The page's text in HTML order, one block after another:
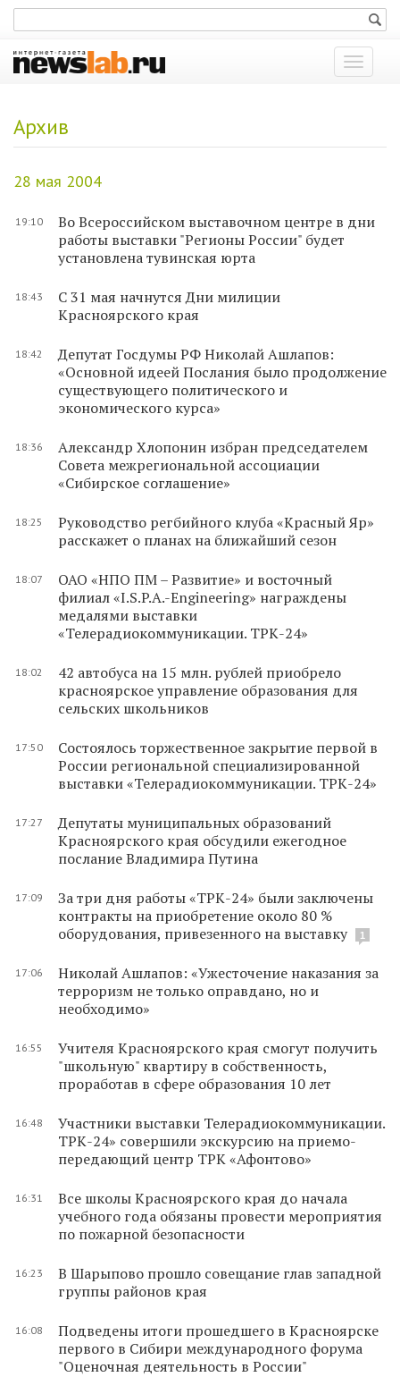
Показать
меню
Архив
28 мая 2004
19:10
Во Всероссийском выставочном центре в дни
работы выставки "Регионы России" будет
установлена тувинская юрта
18:43
C 31 мая начнутся Дни милиции
Красноярского края
18:42
Депутат Госдумы РФ Николай Ашлапов:
«Основной идеей Послания было продолжение
существующего политического и
экономического курса»
18:36
Александр Хлопонин избран председателем
Совета межрегиональной ассоциации
«Сибирское соглашение»
18:25
Руководство регбийного клуба «Красный Яр»
расскажет о планах на ближайший сезон
18:07
ОАО «НПО ПМ – Развитие» и восточный
филиал «I.S.P.A.-Engineering» награждены
медалями выставки
«Телерадиокоммуникации. ТРК-24»
18:02
42 автобуса на 15 млн. рублей приобрело
красноярское управление образования для
сельских школьников
17:50
Состоялось торжественное закрытие первой в
России региональной специализированной
выставки «Телерадиокоммуникации. ТРК-24»
17:27
Депутаты муниципальных образований
Красноярского края обсудили ежегодное
послание Владимира Путина
17:09
За три дня работы «ТРК-24» были заключены
контракты на приобретение около 80 %
оборудования, привезенного на выставку
1
17:06
Николай Ашлапов: «Ужесточение наказания за
терроризм не только оправдано, но и
необходимо»
16:55
Учителя Красноярского края смогут получить
"школьную" квартиру в собственность,
проработав в сфере образования 10 лет
16:48
Участники выставки Телерадиокоммуникации.
ТРК-24» совершили экскурсию на приемо-
передающий центр ТРК «Афонтово»
16:31
Все школы Красноярского края до начала
учебного года обязаны провести мероприятия
по пожарной безопасности
16:23
В Шарыпово прошло совещание глав западной
группы районов края
16:08
Подведены итоги прошедшего в Красноярске
первого в Сибири международного форума
"Оценочная деятельность в России"